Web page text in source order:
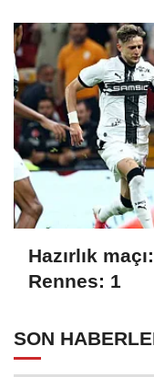
Hazırlık
Rennes: 1
SON